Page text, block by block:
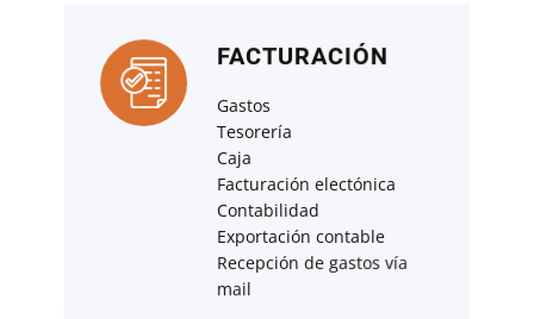
FACTURACIÓN
Gastos
Tesorería
Caja
Facturación electónica
Contabilidad
Exportación contable
Recepción de gastos vía
mail